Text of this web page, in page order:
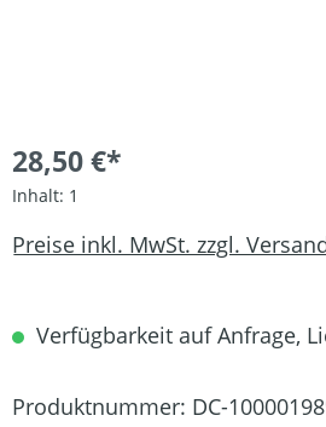
28,50 €*
Inhalt: 1
Preise inkl. MwSt. zzgl.
Verfügbarkeit auf Anfrage,
Produktnummer: DC-